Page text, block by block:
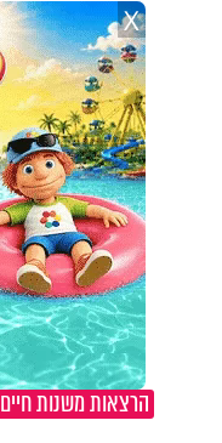
X
הרצאות משנות חיים